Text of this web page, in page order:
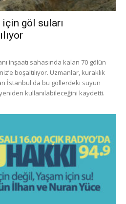
için göl suları
inşaatı sahasında kalan 70 gölün
boşaltılıyor. Uzmanlar, kuraklık
İstanbul'da bu göllerdeki suyun
kullanılabileceğini kaydetti.